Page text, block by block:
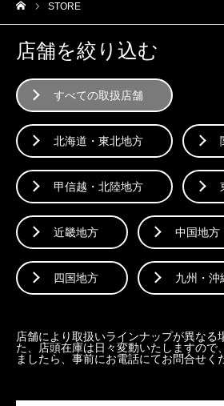
STORE
店舗を絞り込む
すべての取扱店舗
北海道・東北地方
甲信越・北陸地方
近畿地方 中国地方
四国地方 九州・沖
店舗により取扱いラインナップが異なる
た、店頭在庫は日々変動いたしますので
ましたら、事前にお電話にてお問合せく